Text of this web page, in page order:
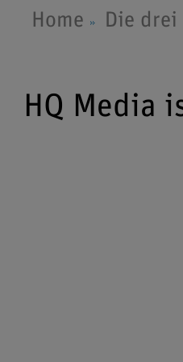
Home Die drei
HQ Media